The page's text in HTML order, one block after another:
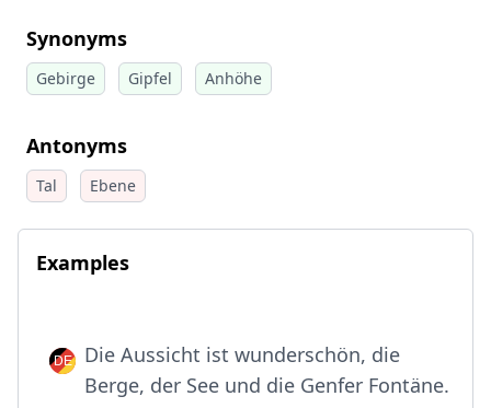
Synonyms
Gebirge Gipfel Anhöhe
Antonyms
Tal Ebene
Examples
Die Aussicht ist wunderschön, die
Berge, der See und die Genfer Fontäne.